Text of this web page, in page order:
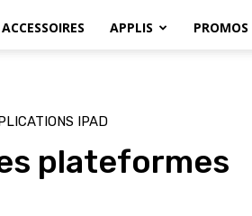
ACCESSOIRES APPLIS PROMOS
IPAD
plateformes